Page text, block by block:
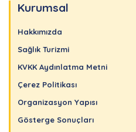
Kurumsal
Hakkımızda
Sağlık Turizmi
KVKK Aydınlatma Metni
Çerez Politikası
Organizasyon Yapısı
Gösterge Sonuçları